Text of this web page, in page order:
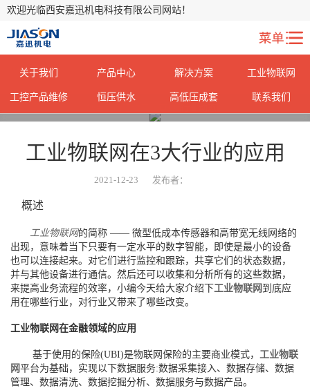
欢迎光临西安嘉迅机电科技有限公司网站！
关于我们 产品中心 解决方案 工业物联网
工控产品维修 恒压供水 高低压成套
联系我们
工业物联网在3大行业的应用
2021-12-23 发布者：
概述
工业物联网的简称 —— 微型低成本传感器和高带宽无线网络的
出现，意味着当下只要有一定水平的数字智能，即使是最小的设备
也可以连接起来。对它们进行监控和跟踪，共享它们的状态数据，
并与其他设备进行通信。然后还可以收集和分析所有的这些数据，
来提高业务流程的效率，小编今天给大家介绍下工业物联网 到底应
用在哪些行业，对行业又带来了哪些改变。
工业物联网在金融领域的应用
基于使用的保险(UBI)是物联网保险的主要商业模式， 工业物联
网平台为基础，实现以下数据服务:数据采集接入、数据存储、数据
管理、数据清洗、数据挖掘分析、数据服务与数据产品。